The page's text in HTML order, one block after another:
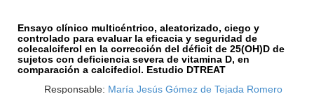
Ensayo clínico multicéntrico, aleatorizado, ciego y
controlado para evaluar la eficacia y seguridad de
colecalciferol en la corrección del déficit de 25(OH)D de
sujetos con deficiencia severa de vitamina D, en
comparación a calcifediol. Estudio DTREAT
Responsable: María Jesús Gómez de Tejada Romero